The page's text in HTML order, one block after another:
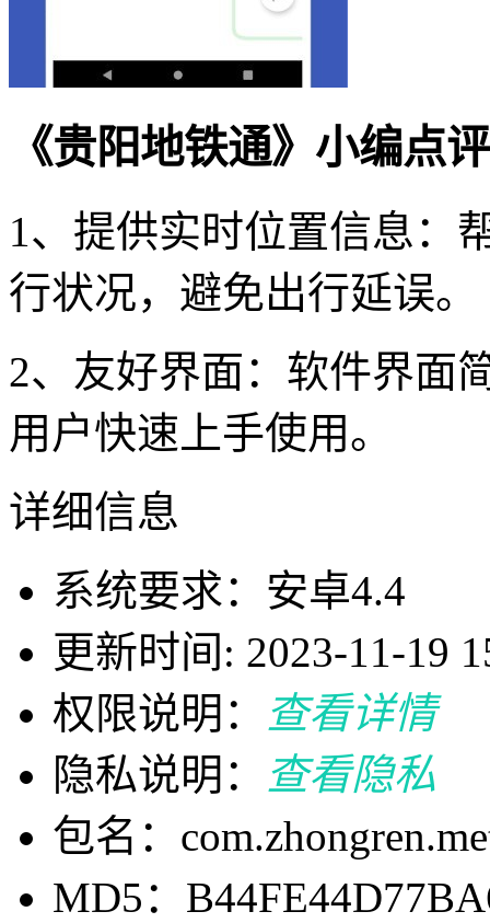
《贵阳地铁通》小编点
1、提供实时位置信息：
行状况，避免出行延误。
2、友好界面：软件界面
用户快速上手使用。
详细信息
系统要求：安卓4.4
更新时间: 2023-11-19
权限说明：
查看详情
隐私说明：
查看隐私
包名：
MD5：